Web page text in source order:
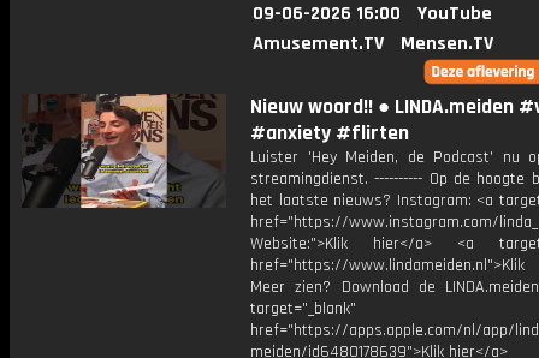
09-06-2026 16:00
YouTube
Amusement.TV
Mensen.TV
Nieuw woord!! ● LINDA.meiden
#anxiety #flirten
Luister 'Hey Meiden, de Podcast' nu
streamingdienst. ---------- Op de hoogte
het laatste nieuws? Instagram: <a
href="https://www.instagram.com/
Website:">Klik hier</a> <a
href="https://
Meer zien? Download de
target="_blank"
href="https://apps.apple.com/nl/app/
meiden/id6480178639">Klik hier</a>